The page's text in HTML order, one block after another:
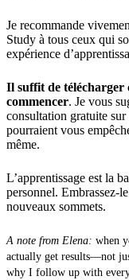
Je recommande
Study à tous ceux qui
expérience
Il suffit de télécharger
commencer. Je vous
consultation gratuite
pourraient vous
même.
L’apprentissage est la
personnel. Embrassez-
nouveaux sommets.
A note from Elena: when
actually get results—not
why I follow up with